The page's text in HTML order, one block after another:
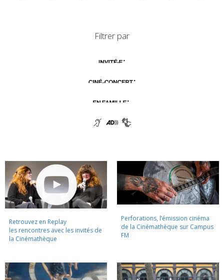
Filtrer par
Retrouvez en Replay
les rencontres avec les invités de
la Cinémathèque
Perforations, l’émission cinéma
de la Cinémathèque sur Campus
FM